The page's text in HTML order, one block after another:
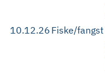
10.12.26 Fiske/fangst